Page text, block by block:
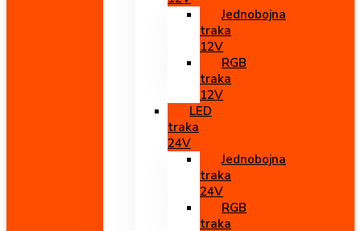
Jednobojna
traka
12V
RGB
traka
12V
LED
traka
24V
Jednobojna
traka
24V
RGB
traka